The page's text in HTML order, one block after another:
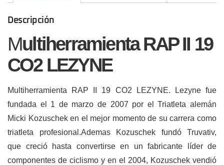
Descripción
Multiherramienta RAP II 19
CO2 LEZYNE
Multiherramienta RAP II 19 CO2 LEZYNE.
Lezyne fue
fundada el 1 de marzo de 2007 por el Triatleta alemán
Micki Kozuschek en el mejor momento de su carrera como
triatleta profesional.Ademas Kozuschek fundó Truvativ,
que creció hasta convertirse en un fabricante líder de
componentes de ciclismo y en el 2004, Kozuschek vendió